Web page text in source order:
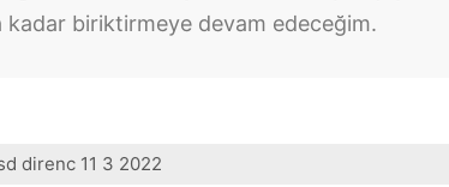
biriktirmeye devam edeceğim.
direnc 11 3 2022